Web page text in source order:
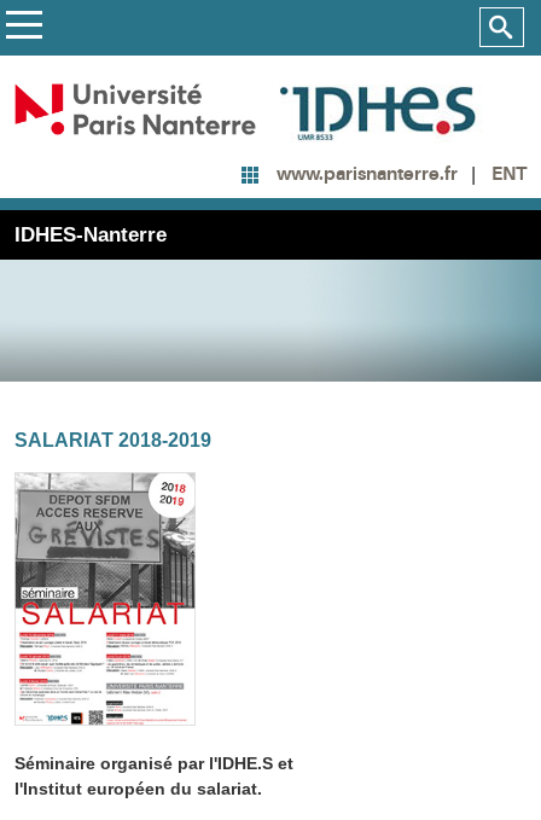
www.parisnanterre.fr ENT
IDHES-Nanterre
SALARIAT 2018-2019
Séminaire organisé par l'IDHE.S et
l'Institut européen du salariat.